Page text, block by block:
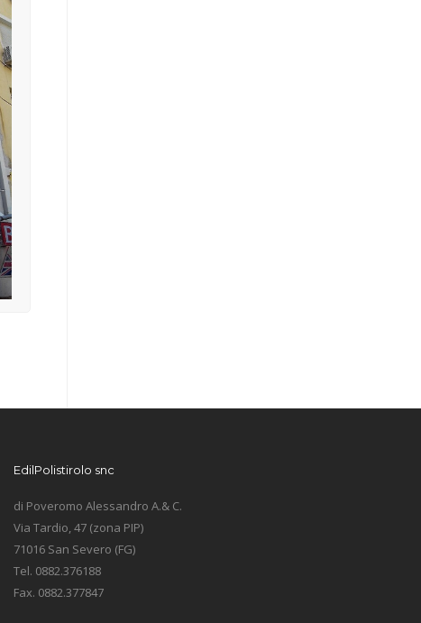
EdilPolistirolo snc
di Poveromo Alessandro A.& C.
Via Tardio, 47 (zona PIP)
71016 San Severo (FG)
Tel. 0882.376188
Fax. 0882.377847